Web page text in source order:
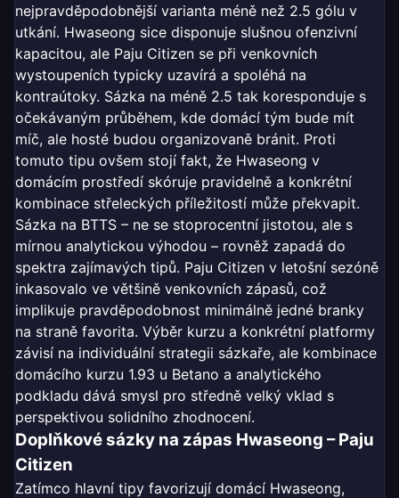
nejpravděpodobnější varianta méně než 2.5 gólu v
utkání. Hwaseong sice disponuje slušnou ofenzivní
kapacitou, ale Paju Citizen se při venkovních
wystoupeních typicky uzavírá a spoléhá na
kontraútoky. Sázka na méně 2.5 tak koresponduje s
očekávaným průběhem, kde domácí tým bude mít
míč, ale hosté budou organizovaně bránit. Proti
tomuto tipu ovšem stojí fakt, že Hwaseong v
domácím prostředí skóruje pravidelně a konkrétní
kombinace střeleckých příležitostí může překvapit.
Sázka na BTTS – ne se stoprocentní jistotou, ale s
mírnou analytickou výhodou – rovněž zapadá do
spektra zajímavých tipů. Paju Citizen v letošní sezóně
inkasovalo ve většině venkovních zápasů, což
implikuje pravděpodobnost minimálně jedné branky
na straně favorita. Výběr kurzu a konkrétní platformy
závisí na individuální strategii sázkaře, ale kombinace
domácího kurzu 1.93 u Betano a analytického
podkladu dává smysl pro středně velký vklad s
perspektivou solidního zhodnocení.
Doplňkové sázky na zápas Hwaseong – Paju
Citizen
Zatímco hlavní tipy favorizují domácí Hwaseong,